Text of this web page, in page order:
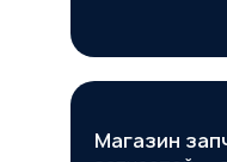
Магазин